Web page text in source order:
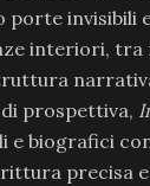
porte invisibili
interiori, tra
prospettiva,
e biografici
precisa